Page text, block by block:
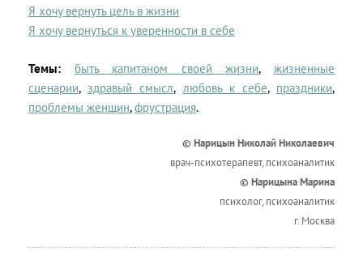
Я хочу вернуть цель в жизни
Я хочу вернуться к уверенности в себе
Темы: быть капитаном своей жизни,жизненные
сценарии,здравый смысл, любовь к себе, праздники,
проблемы женщин,фрустрация.
© Нарицын Николай Николаевич
врач-психотерапевт, психоаналитик
© Нарицына Марина
психолог, психоаналитик
г. Москва